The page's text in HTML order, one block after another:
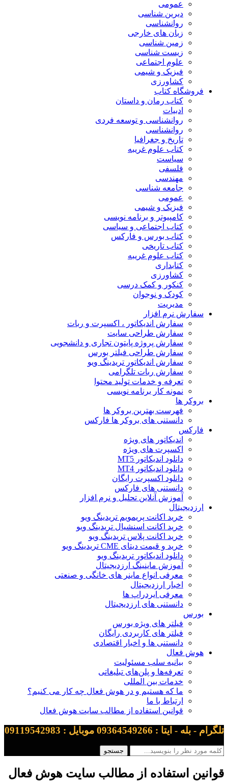
عمومی
دیرین شناسی
روانشناسی
زبان های خارجی
زمین شناسی
زیست شناسی
علوم اجتماعی
فیزیک و شیمی
کشاورزی
فروشگاه کتاب
کتاب رمان و داستان
ادبیات
روانشناسی و توسعه فردی
روانشناسی
تاریخ و جغرافیا
کتاب علوم غریبه
سیاست
فلسفی
مهندسی
جامعه شناسی
عمومی
فیزیک و شیمی
کامپیوتر و برنامه نویسی
کتاب اجتماعی و سیاسی
کتاب بورس و فارکس
کتاب تاریخی
کتاب علوم غریبه
کتابداری
کشاورزی
کنکور و کمک‌ درسی
کودک و نوجوان
مدیریت
سفارش نرم افزار
سفارش اندیکاتور ، اکسپرت و ربات
سفارش طراحی سایت
سفارش پروژه پایتون تجاری و دانشجویی
سفارش طراحی فیلتر بورس
سفارش اندیکاتور تریدینگ ویو
سفارش ربات تلگرامی
تعرفه و خدمات تولید محتوا
نمونه کار برنامه نویسی
بروکر ها
فهرست بهترین بروکر ها
دانستنی های بروکر ها فارکس
فارکس
اندیکاتور های ویژه
اکسپرت های ویژه
دانلود اندیکاتور MT5
دانلود اندیکاتور MT4
دانلود اکسپرت رایگان
دانستنی های فارکس
آموزش آنلاین تحلیل و نرم افزار
ارزدیجیتال
خرید اکانت پریمویم تریدینگ ویو
خرید اکانت اسنشیال تریدینگ ویو
خرید اکانت پلاس تریدینگ ویو
خرید و قیمت دیتای CME تریدینگ ویو
دانلود اندیکاتور تریدینگ ویو
آموزش ماینینگ ارزدیجیتال
معرفی انواع ماینر های خانگی و صنعتی
اخبار ارزدیجیتال
معرفی ایردراپ ها
دانستنی های ارزدیجیتال
بورس
فیلتر های ویژه بورس
فیلتر های کاربردی رایگان
دانستنی ها و اخبار اقتصادی
هوش فعال
بیانیه سلب مسئولیت
تعرفه‌ها و پلن‌های تبلیغاتی
خدمات بین المللی
ما که هستیم و در هوش فعال چه کار می کنیم؟
ارتباط با ما
قوانین استفاده از مطالب سایت هوش فعال
تلگرام - بله - ایتا : 09364549266 موبایل : 09119542983
قوانین استفاده از مطالب سایت هوش فعال